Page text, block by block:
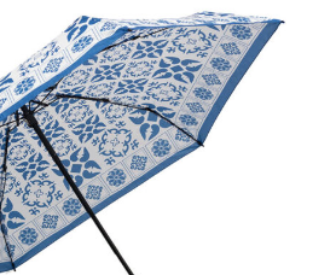
À MA
LISTE DE
SOUHAITS